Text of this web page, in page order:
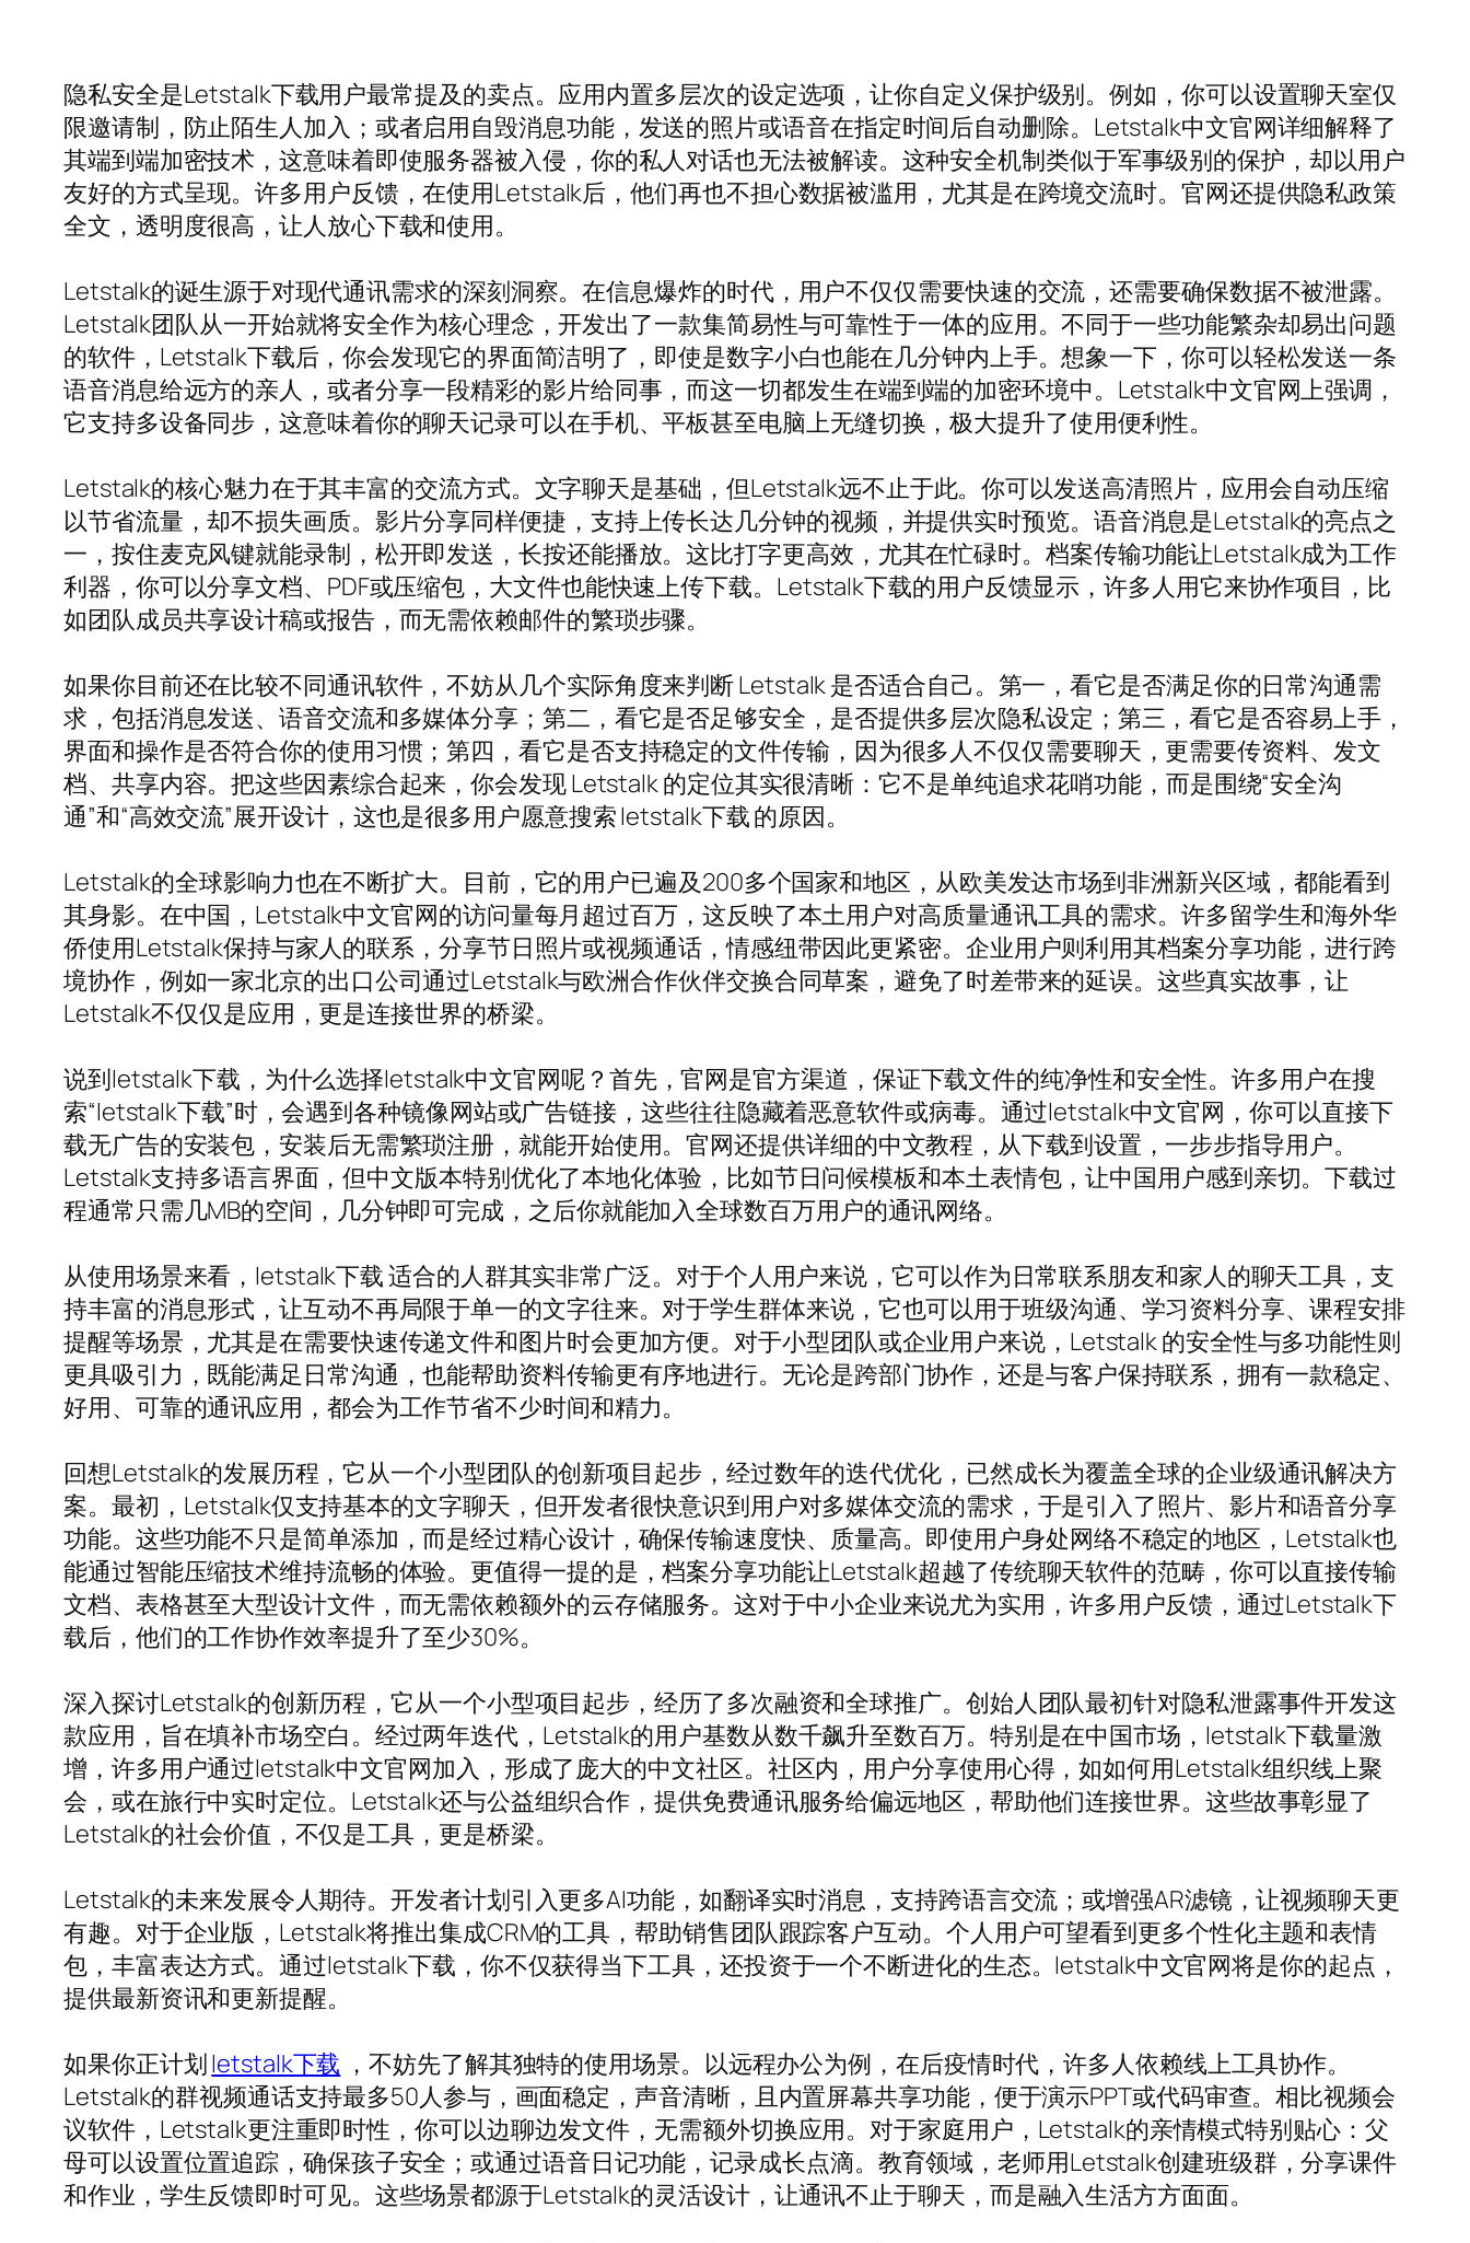
隐私安全是Letstalk下载用户最常提及的卖点。应用内置多层次的设定选项，让你自定义保护级别。例如，你可以设置聊天室仅
限邀请制，防止陌生人加入；或者启用自毁消息功能，发送的照片或语音在指定时间后自动删除。Letstalk中文官网详细解释了
其端到端加密技术，这意味着即使服务器被入侵，你的私人对话也无法被解读。这种安全机制类似于军事级别的保护，却以用户
友好的方式呈现。许多用户反馈，在使用Letstalk后，他们再也不担心数据被滥用，尤其是在跨境交流时。官网还提供隐私政策
全文，透明度很高，让人放心下载和使用。
Letstalk的诞生源于对现代通讯需求的深刻洞察。在信息爆炸的时代，用户不仅仅需要快速的交流，还需要确保数据不被泄露。
Letstalk团队从一开始就将安全作为核心理念，开发出了一款集简易性与可靠性于一体的应用。不同于一些功能繁杂却易出问题
的软件，Letstalk下载后，你会发现它的界面简洁明了，即使是数字小白也能在几分钟内上手。想象一下，你可以轻松发送一条
语音消息给远方的亲人，或者分享一段精彩的影片给同事，而这一切都发生在端到端的加密环境中。Letstalk中文官网上强调，
它支持多设备同步，这意味着你的聊天记录可以在手机、平板甚至电脑上无缝切换，极大提升了使用便利性。
Letstalk的核心魅力在于其丰富的交流方式。文字聊天是基础，但Letstalk远不止于此。你可以发送高清照片，应用会自动压缩
以节省流量，却不损失画质。影片分享同样便捷，支持上传长达几分钟的视频，并提供实时预览。语音消息是Letstalk的亮点之
一，按住麦克风键就能录制，松开即发送，长按还能播放。这比打字更高效，尤其在忙碌时。档案传输功能让Letstalk成为工作
利器，你可以分享文档、PDF或压缩包，大文件也能快速上传下载。Letstalk下载的用户反馈显示，许多人用它来协作项目，比
如团队成员共享设计稿或报告，而无需依赖邮件的繁琐步骤。
如果你目前还在比较不同通讯软件，不妨从几个实际角度来判断 Letstalk 是否适合自己。第一，看它是否满足你的日常沟通需
求，包括消息发送、语音交流和多媒体分享；第二，看它是否足够安全，是否提供多层次隐私设定；第三，看它是否容易上手，
界面和操作是否符合你的使用习惯；第四，看它是否支持稳定的文件传输，因为很多人不仅仅需要聊天，更需要传资料、发文
档、共享内容。把这些因素综合起来，你会发现 Letstalk 的定位其实很清晰：它不是单纯追求花哨功能，而是围绕“安全沟
通”和“高效交流”展开设计，这也是很多用户愿意搜索 letstalk下载 的原因。
Letstalk的全球影响力也在不断扩大。目前，它的用户已遍及200多个国家和地区，从欧美发达市场到非洲新兴区域，都能看到
其身影。在中国，Letstalk中文官网的访问量每月超过百万，这反映了本土用户对高质量通讯工具的需求。许多留学生和海外华
侨使用Letstalk保持与家人的联系，分享节日照片或视频通话，情感纽带因此更紧密。企业用户则利用其档案分享功能，进行跨
境协作，例如一家北京的出口公司通过Letstalk与欧洲合作伙伴交换合同草案，避免了时差带来的延误。这些真实故事，让
Letstalk不仅仅是应用，更是连接世界的桥梁。
说到letstalk下载，为什么选择letstalk中文官网呢？首先，官网是官方渠道，保证下载文件的纯净性和安全性。许多用户在搜
索“letstalk下载”时，会遇到各种镜像网站或广告链接，这些往往隐藏着恶意软件或病毒。通过letstalk中文官网，你可以直接下
载无广告的安装包，安装后无需繁琐注册，就能开始使用。官网还提供详细的中文教程，从下载到设置，一步步指导用户。
Letstalk支持多语言界面，但中文版本特别优化了本地化体验，比如节日问候模板和本土表情包，让中国用户感到亲切。下载过
程通常只需几MB的空间，几分钟即可完成，之后你就能加入全球数百万用户的通讯网络。
从使用场景来看，letstalk下载 适合的人群其实非常广泛。对于个人用户来说，它可以作为日常联系朋友和家人的聊天工具，支
持丰富的消息形式，让互动不再局限于单一的文字往来。对于学生群体来说，它也可以用于班级沟通、学习资料分享、课程安排
提醒等场景，尤其是在需要快速传递文件和图片时会更加方便。对于小型团队或企业用户来说，Letstalk 的安全性与多功能性则
更具吸引力，既能满足日常沟通，也能帮助资料传输更有序地进行。无论是跨部门协作，还是与客户保持联系，拥有一款稳定、
好用、可靠的通讯应用，都会为工作节省不少时间和精力。
回想Letstalk的发展历程，它从一个小型团队的创新项目起步，经过数年的迭代优化，已然成长为覆盖全球的企业级通讯解决方
案。最初，Letstalk仅支持基本的文字聊天，但开发者很快意识到用户对多媒体交流的需求，于是引入了照片、影片和语音分享
功能。这些功能不只是简单添加，而是经过精心设计，确保传输速度快、质量高。即使用户身处网络不稳定的地区，Letstalk也
能通过智能压缩技术维持流畅的体验。更值得一提的是，档案分享功能让Letstalk超越了传统聊天软件的范畴，你可以直接传输
文档、表格甚至大型设计文件，而无需依赖额外的云存储服务。这对于中小企业来说尤为实用，许多用户反馈，通过Letstalk下
载后，他们的工作协作效率提升了至少30%。
深入探讨Letstalk的创新历程，它从一个小型项目起步，经历了多次融资和全球推广。创始人团队最初针对隐私泄露事件开发这
款应用，旨在填补市场空白。经过两年迭代，Letstalk的用户基数从数千飙升至数百万。特别是在中国市场，letstalk下载量激
增，许多用户通过letstalk中文官网加入，形成了庞大的中文社区。社区内，用户分享使用心得，如如何用Letstalk组织线上聚
会，或在旅行中实时定位。Letstalk还与公益组织合作，提供免费通讯服务给偏远地区，帮助他们连接世界。这些故事彰显了
Letstalk的社会价值，不仅是工具，更是桥梁。
Letstalk的未来发展令人期待。开发者计划引入更多AI功能，如翻译实时消息，支持跨语言交流；或增强AR滤镜，让视频聊天更
有趣。对于企业版，Letstalk将推出集成CRM的工具，帮助销售团队跟踪客户互动。个人用户可望看到更多个性化主题和表情
包，丰富表达方式。通过letstalk下载，你不仅获得当下工具，还投资于一个不断进化的生态。letstalk中文官网将是你的起点，
提供最新资讯和更新提醒。
如果你正计划letstalk下载 ，不妨先了解其独特的使用场景。以远程办公为例，在后疫情时代，许多人依赖线上工具协作。
Letstalk的群视频通话支持最多50人参与，画面稳定，声音清晰，且内置屏幕共享功能，便于演示PPT或代码审查。相比视频会
议软件，Letstalk更注重即时性，你可以边聊边发文件，无需额外切换应用。对于家庭用户，Letstalk的亲情模式特别贴心：父
母可以设置位置追踪，确保孩子安全；或通过语音日记功能，记录成长点滴。教育领域，老师用Letstalk创建班级群，分享课件
和作业，学生反馈即时可见。这些场景都源于Letstalk的灵活设计，让通讯不止于聊天，而是融入生活方方面面。